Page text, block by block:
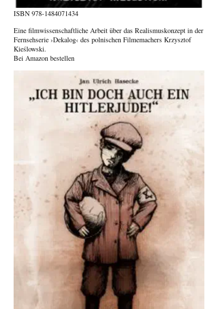
ISBN 978-1484071434
Eine filmwissenschaftliche Arbeit über das Realismuskonzept in der
Fernsehserie ›Dekalog‹ des polnischen Filmemachers Krzysztof
Kieślowski.
Bei Amazon bestellen